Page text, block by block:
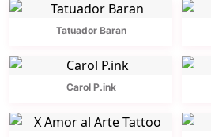
Tatuador Baran
Carol P.ink